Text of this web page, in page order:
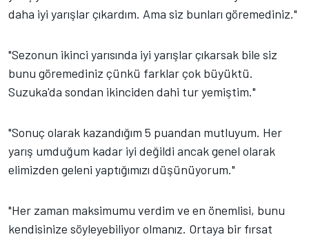
daha iyi yarışlar çıkardım. Ama siz bunları göremediniz."
"Sezonun ikinci yarısında iyi yarışlar çıkarsak bile siz
bunu göremediniz çünkü farklar çok büyüktü.
Suzuka'da sondan ikinciden dahi tur yemiştim."
"Sonuç olarak kazandığım 5 puandan mutluyum. Her
yarış umduğum kadar iyi değildi ancak genel olarak
elimizden geleni yaptığımızı düşünüyorum."
"Her zaman maksimumu verdim ve en önemlisi, bunu
kendisinize söyleyebiliyor olmanız. Ortaya bir fırsat